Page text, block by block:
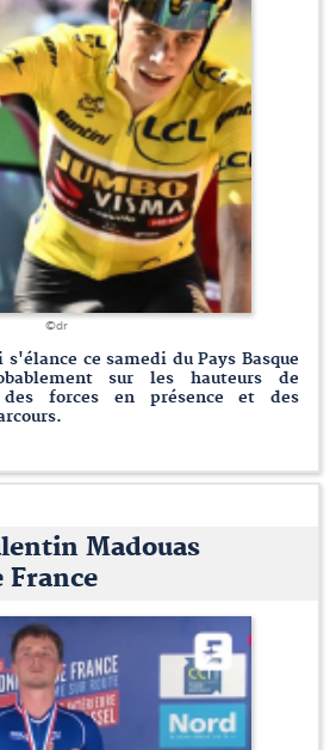
©dr
s'élance ce samedi du Pays Basque
sur les hauteurs de
des forces en présence et des
Madouas
France